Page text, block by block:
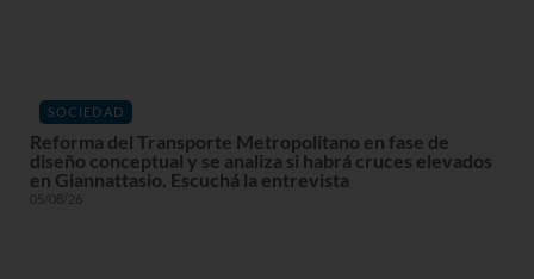
SOCIEDAD
Reforma del Transporte Metropolitano en fase de
diseño conceptual y se analiza si habrá cruces elevados
en Giannattasio. Escuchá la entrevista
05/08/26